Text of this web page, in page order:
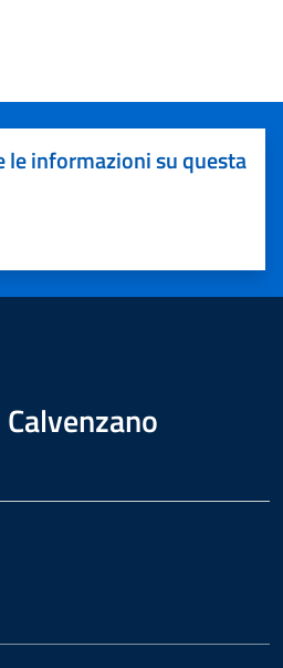
le informazioni su questa
su 5
su 5
5